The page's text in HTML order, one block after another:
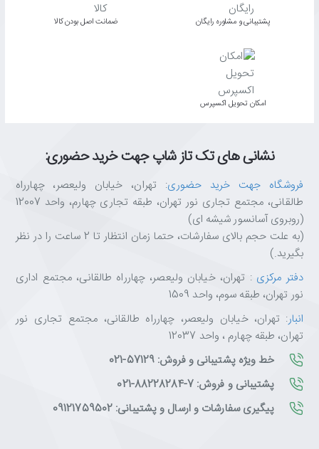
پشتیبانی و مشاوره رایگان ﺿﻤﺎﻧﺖ اﺻﻞ ﺑﻮدن ﮐﺎﻟﺎ
اﻣﮑﺎن ﺗﺤﻮﯾﻞ اﮐﺴﭙﺮس
نشانی های تک تاز شاپ جهت خرید حضوری:
فروشگاه جهت خرید حضوری: تهران، خیابان ولیعصر، چهارراه
طالقانی، مجتمع تجاری نور تهران، طبقه تجاری چهارم، واحد 12007
(روبروی آسانسور شیشه ای)
(به علت حجم بالای سفارشات، حتما زمان انتظار تا 2 ساعت را در نظر
بگیرید.)
دفتر مرکزی : تهران، خیابان ولیعصر، چهارراه طالقانی، مجتمع اداری
نور تهران، طبقه سوم، واحد 1509
انبار: تهران، خیابان ولیعصر، چهارراه طالقانی، مجتمع تجاری نور
تهران، طبقه چهارم ، واحد 12037
خط ویژه پشتیبانی و فروش: 57129-021
پشتیبانی و فروش: 7-88228284-021
پیگیری سفارشات و ارسال و پشتیبانی: 09121759502